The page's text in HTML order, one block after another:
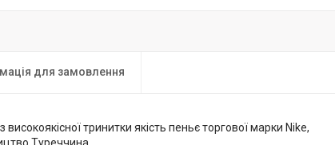
для замовлення
високоякісної тринитки якість пеньє торгової марки Nike,